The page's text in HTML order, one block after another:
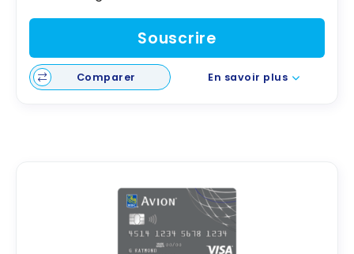
Souscrire
Comparer En savoir plus